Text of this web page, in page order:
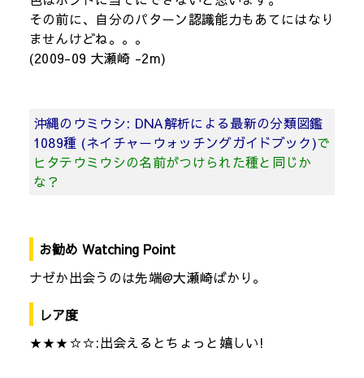
その前に、自分のパターン認識能力もあてにはなり
ませんけどね。。。
(2009-09 大瀬崎 -2m)
沖縄のウミウシ: DNA解析による最新の分類図鑑
1089種 (ネイチャーウォッチングガイドブック)で
ヒタテウミウシの名前がつけられた種と同じか
な？
お勧め Watching Point
ナゼか出会うのは先端@大瀬崎ばかり。
レア度
★★★☆☆:出会えるとちょっと嬉しい!